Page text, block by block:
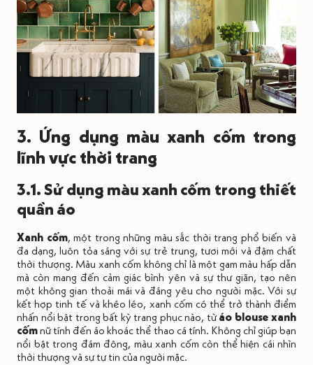
3. Ứng dụng màu xanh cốm trong
lĩnh vực thời trang
3.1. Sử dụng màu xanh cốm trong thiết
quần áo
Xanh cốm, một trong những màu sắc thời trang phổ biến và
đa dạng, luôn tỏa sáng với sự trẻ trung, tươi mới và đậm chất
thời thượng. Màu xanh cốm không chỉ là một gam màu hấp dẫn
mà còn mang đến cảm giác bình yên và sự thư giãn, tạo nên
một không gian thoải mái và đáng yêu cho người mặc. Với sự
kết hợp tinh tế và khéo léo, xanh cốm có thể trở thành điểm
nhấn nổi bật trong bất kỳ trang phục nào, từáo blouse xanh
cốmnữ tính đến áo khoác thể thao cá tính. Không chỉ giúp bạn
nổi bật trong đám đông, màu xanh cốm còn thể hiện cái nhìn
thời thượng và sự tự tin của người mặc.